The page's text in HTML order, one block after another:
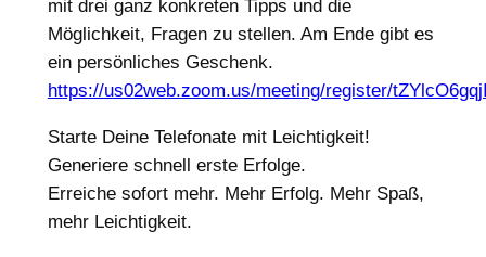
mit drei ganz konkreten Tipps und die
Möglichkeit, Fragen zu stellen. Am Ende gibt es
ein persönliches Geschenk.
https://us02web.zoom.us/meeting/register/
Starte Deine Telefonate mit Leichtigkeit!
Generiere schnell erste Erfolge.
Erreiche sofort mehr. Mehr Erfolg. Mehr Spaß,
mehr Leichtigkeit.